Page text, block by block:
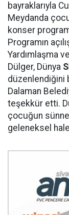
bayraklarıyla
Meydanda
konser
Programın
Yardımlaşma
Dülger, Dünya
düzenlendiğini
Dalaman
teşekkür etti.
çocuğun
geleneksel